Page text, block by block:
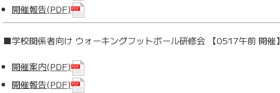
開催報告(PDF)
■学校関係者向け ウォーキングフットボール研修会 【0517午前 開催】
開催案内(PDF)
開催報告(PDF)